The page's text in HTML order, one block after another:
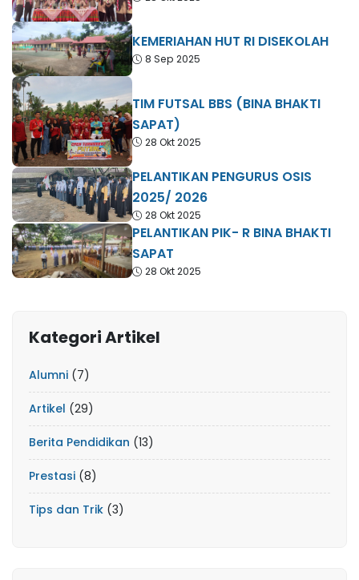
KEMERIAHAN HUT RI DISEKOLAH
8 Sep 2025
TIM FUTSAL BBS (BINA BHAKTI
SAPAT)
28 Okt 2025
PELANTIKAN PENGURUS OSIS
2025/ 2026
28 Okt 2025
PELANTIKAN PIK- R BINA BHAKTI
SAPAT
28 Okt 2025
Kategori Artikel
Alumni (7)
Artikel (29)
Berita Pendidikan (13)
Prestasi (8)
Tips dan Trik (3)